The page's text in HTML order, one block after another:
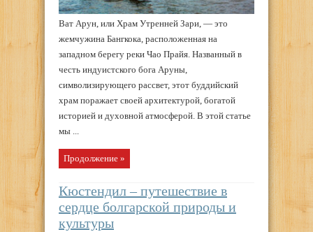
Ват Арун, или Храм Утренней Зари, — это
жемчужина Бангкока, расположенная на
западном берегу реки Чао Прайя. Названный в
честь индуистского бога Аруны,
символизирующего рассвет, этот буддийский
храм поражает своей архитектурой, богатой
историей и духовной атмосферой. В этой статье
мы ...
Продолжение »
Кюстендил – путешествие в
сердце болгарской природы и
культуры